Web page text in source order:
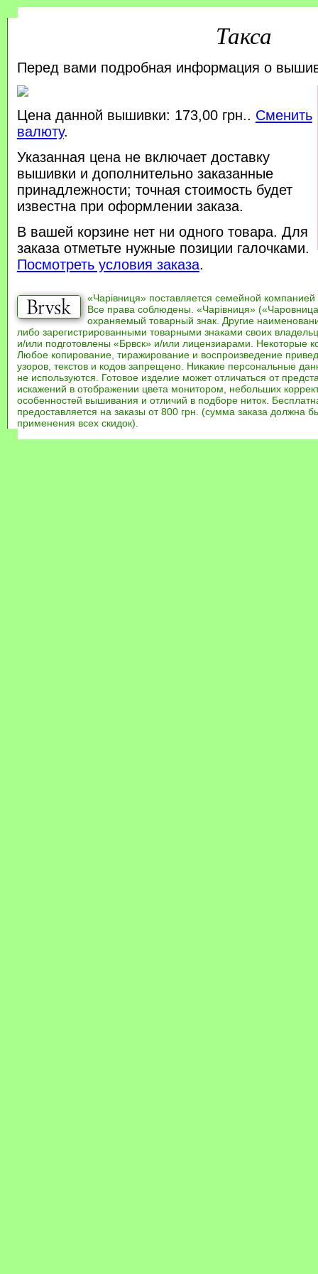
Такса
Перед вами подробная информация о
Цена данной вышивки: 173,00 грн.. Сменить
валюту.
Указанная цена не включает доставку
вышивки и дополнительно заказанные
принадлежности; точная стоимость будет
известна при оформлении заказа.
В вашей корзине нет ни одного товара. Для
заказа отметьте нужные позиции галочками.
Посмотреть условия заказа.
«Чарівниця» поставляется семейной компанией
Все права соблюдены. «Чарівниця»
охраняемый товарный знак. Другие
либо зарегистрированными товарными знаками своих
и/или подготовлены «Брвск» и/или лицензиарами. Некоторые
Любое копирование, тиражирование и воспроизведение
узоров, текстов и кодов запрещено. Никакие персональные
не используются. Готовое изделие может отличаться от
искажений в отображении цвета монитором, небольших
особенностей вышивания и отличий в подборе ниток.
предоставляется на заказы от 800 грн. (сумма заказа должна
применения всех скидок).